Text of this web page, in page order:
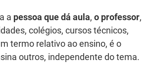
a pessoa que dá aula, o professor,
colégios, cursos técnicos,
termo relativo ao ensino, é o
outros, independente do tema.